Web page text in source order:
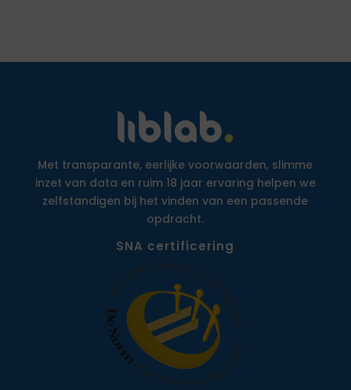
Met transparante, eerlijke voorwaarden, slimme
inzet van data en ruim 18 jaar ervaring helpen we
zelfstandigen bij het vinden van een passende
opdracht.
SNA certificering